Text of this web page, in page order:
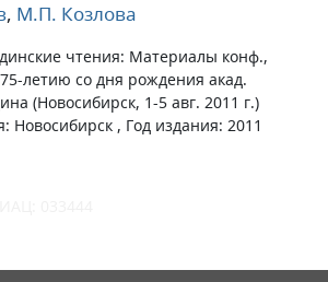
, М.П. Козлова
чтения: Материалы конф.,
летию со дня рождения акад.
(Новосибирск, 1-5 авг. 2011 г.)
Новосибирск , Год издания: 2011